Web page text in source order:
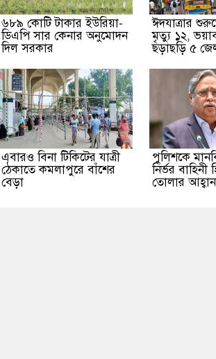
৬৮৯ কোটি টাকার ইউরিয়া-
ডিএপি সার কেনার অনুমোদন
দিল সরকার
ঈদযাত্রার
মৃত্যু ১২,
ছড়াছড়ি ৫
এবারও বিনা টিকিটের যাত্রী
ঠেকাতে কমলাপুরে বাঁশের
বেড়া
পুলিশকে
নির্ভর
তোলার আহ্বান